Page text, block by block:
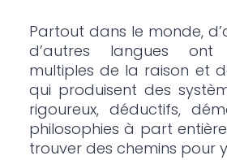
Partout dans le monde,
d’autres langues
multiples de la raison et
qui produisent des
rigoureux, déductifs,
philosophies à part
trouver des chemins pour